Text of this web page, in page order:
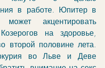
в работе. Юпитер в
может акцентировать
на здоровье,
второй половине лета.
во Льве и Деве